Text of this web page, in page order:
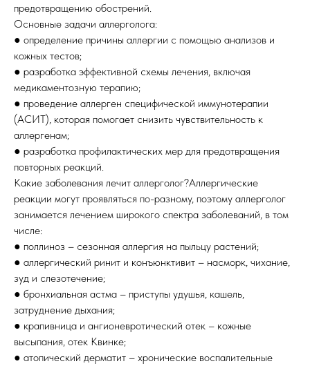
предотвращению обострений.
Основные задачи аллерголога:
● определение причины аллергии с помощью анализов и
кожных тестов;
● разработка эффективной схемы лечения, включая
медикаментозную терапию;
● проведение аллерген специфической иммунотерапии
(АСИТ), которая помогает снизить чувствительность к
аллергенам;
● разработка профилактических мер для предотвращения
повторных реакций.
Какие заболевания лечит аллерголог?Аллергические
реакции могут проявляться по-разному, поэтому аллерголог
занимается лечением широкого спектра заболеваний, в том
числе:
● поллиноз – сезонная аллергия на пыльцу растений;
● аллергический ринит и конъюнктивит – насморк, чихание,
зуд и слезотечение;
● бронхиальная астма – приступы удушья, кашель,
затруднение дыхания;
● крапивница и ангионевротический отек – кожные
высыпания, отек Квинке;
● атопический дерматит – хронические воспалительные